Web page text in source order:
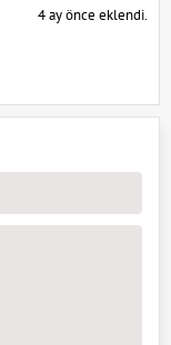
4 ay önce eklendi.